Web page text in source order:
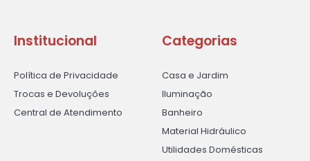
Institucional
Política de Privacidade
Trocas e Devoluções
Central de Atendimento
Categorias
Casa e Jardim
Iluminação
Banheiro
Material Hidráulico
Utilidades Domésticas